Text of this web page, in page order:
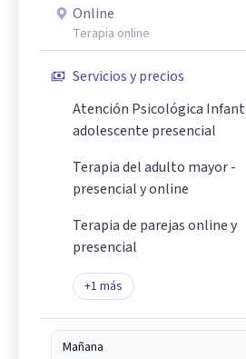
Online
Terapia online
Servicios y precios
Atención Psicológica
adolescente presencial
Terapia del adulto mayor -
presencial y online
Terapia de parejas online y
presencial
+1 más
Mañana